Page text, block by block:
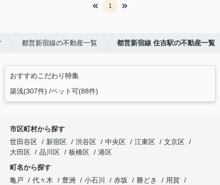
1
都営新宿線の不動産一覧 都営新宿線 住吉駅の不動産一覧
おすすめこだわり特集
築浅(307件) ペット可(88件)
市区町村から探す
世田谷区
新宿区 渋谷区 中央区 江東区
文京区
大田区
品川区 板橋区
港区
町名から探す
亀戸
代々木 豊洲 小石川 赤坂 勝どき
用賀